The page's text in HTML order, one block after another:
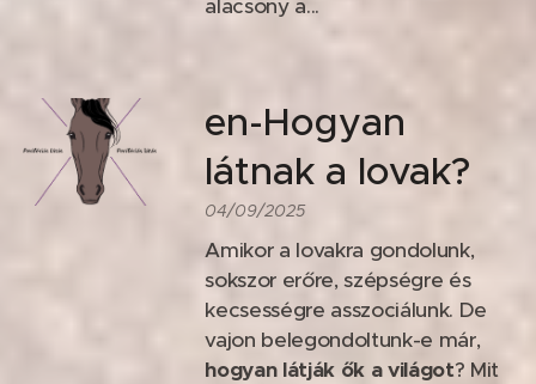
alacsony a...
en-Hogyan
látnak a lovak?
04/09/2025
Amikor a lovakra gondolunk,
sokszor erőre, szépségre és
kecsességre asszociálunk. De
vajon belegondoltunk-e már,
hogyan látják ők a világot? Mit